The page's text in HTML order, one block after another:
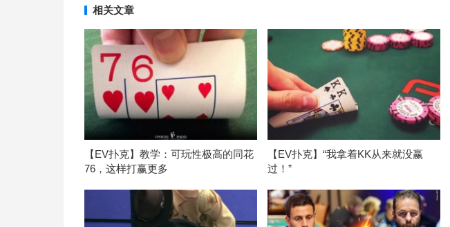
相关文章
【EV扑克】教学：可玩性极高的同花
76，这样打赢更多
【EV扑克】“我拿着KK从来就没赢
过！”